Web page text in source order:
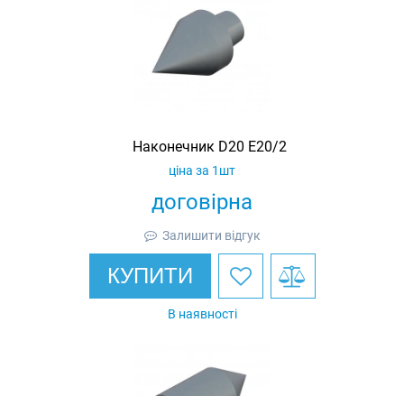
Наконечник D20 E20/2
договірна
ціна за 1шт
Залишити відгук
КУПИТИ
В наявності